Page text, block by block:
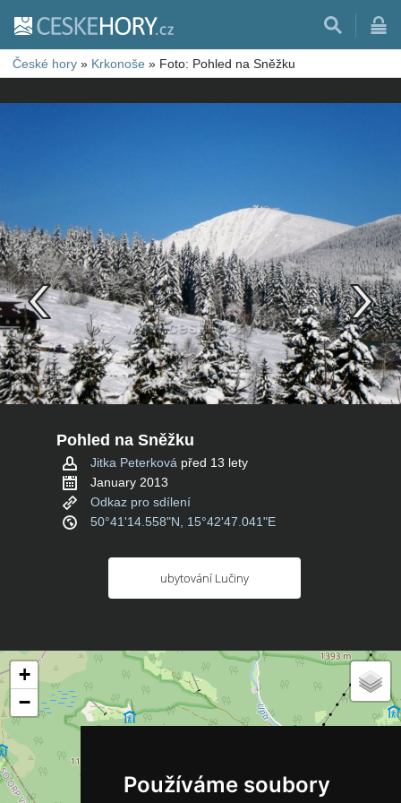
Používáme soubory
České hory » Krkonoše » Foto: Pohled na Sněžku
Pohled na Sněžku
Jitka Peterková před 13 lety
January 2013
Odkaz pro sdílení
50°41'14.558"N, 15°42'47.041"E
ubytování Lučiny
+
−